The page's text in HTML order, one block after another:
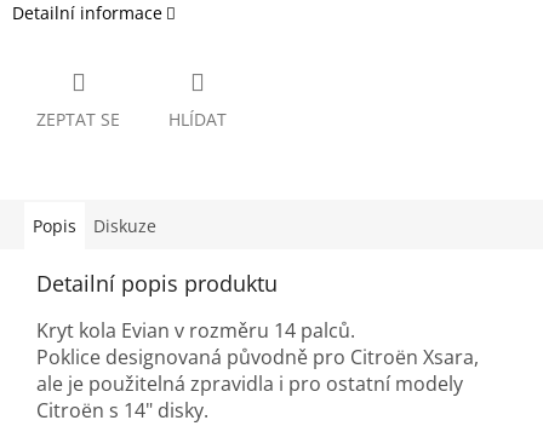
Detailní informace
ZEPTAT SE HLÍDAT
Popis Diskuze
Detailní popis produktu
Kryt kola Evian v rozměru 14 palců.
Poklice designovaná původně pro Citroën Xsara,
ale je použitelná zpravidla i pro ostatní modely
Citroën s 14" disky.